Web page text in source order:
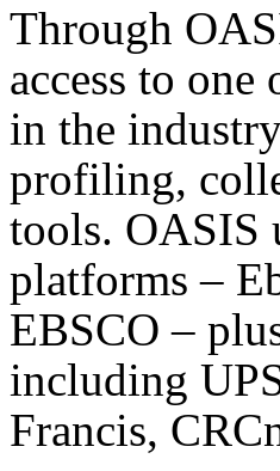
Through
access to
in the
profiling,
tools. OASIS
platforms –
EBSCO –
including
Francis,